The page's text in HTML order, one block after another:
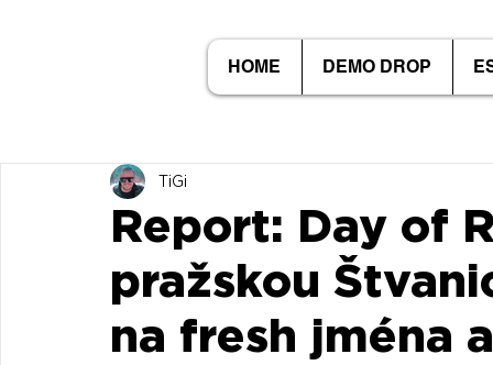
HOME DEMO DROP
Report: Day of
pražskou
na fresh jména
TiGi